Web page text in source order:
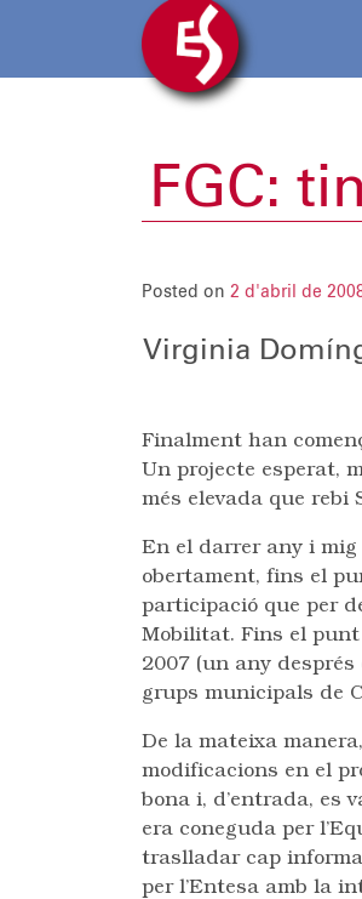
FGC:
Posted on 2 d'abril de
Virginia
Finalment han
Un projecte esperat,
més elevada que rebi
En el darrer any i mig
obertament, fins el
participació que per
Mobilitat. Fins el punt
2007 (un any després
grups municipals de
De la mateixa
modificacions en el
bona i, d’entrada, es
era coneguda per
traslladar cap
per l’Entesa amb la